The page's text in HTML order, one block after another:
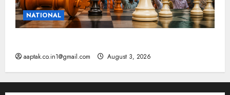
NATIONAL
aaptak.co.in1@gmail.com August 3, 2026